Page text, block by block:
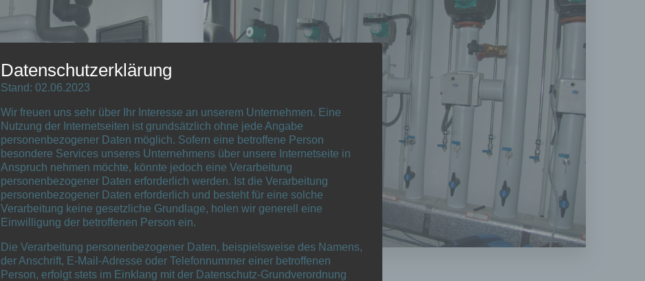
Datenschutzerklärung
Stand: 02.06.2023
Wir freuen uns sehr über Ihr Interesse an unserem Unternehmen. Eine
Nutzung der Internetseiten ist grundsätzlich ohne jede Angabe
personenbezogener Daten möglich. Sofern eine betroffene Person
besondere Services unseres Unternehmens über unsere Internetseite in
Anspruch nehmen möchte, könnte jedoch eine Verarbeitung
personenbezogener Daten erforderlich werden. Ist die Verarbeitung
personenbezogener Daten erforderlich und besteht für eine solche
Verarbeitung keine gesetzliche Grundlage, holen wir generell eine
Einwilligung der betroffenen Person ein.
Die Verarbeitung personenbezogener Daten, beispielsweise des Namens,
der Anschrift, E-Mail-Adresse oder Telefonnummer einer betroffenen
Person, erfolgt stets im Einklang mit der Datenschutz-Grundverordnung